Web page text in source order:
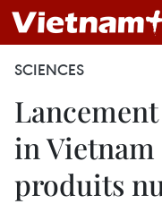
SCIENCES
in Vietnam
produits